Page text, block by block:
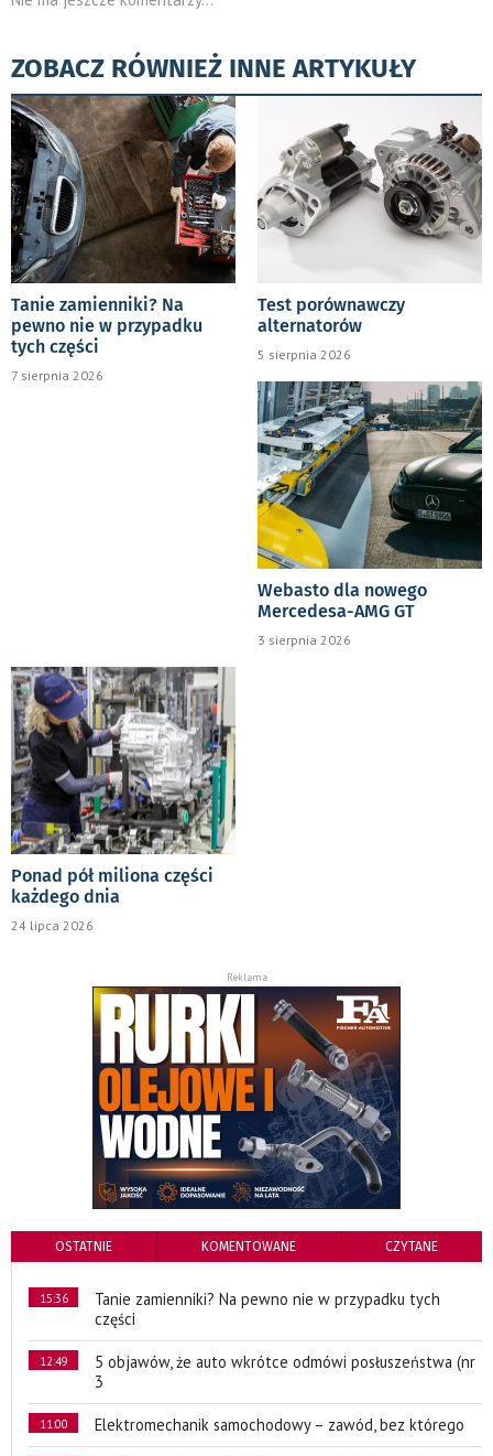
ZOBACZ RÓWNIEŻ INNE ARTYKUŁY
Tanie zamienniki? Na
pewno nie w przypadku
tych części
7 sierpnia 2026
Test porównawczy
alternatorów
5 sierpnia 2026
Webasto dla nowego
Mercedesa-AMG GT
3 sierpnia 2026
Ponad pół miliona części
każdego dnia
24 lipca 2026
Reklama
OSTATNIE KOMENTOWANE CZYTANE
15:36
Tanie zamienniki? Na pewno nie w przypadku tych
części
12:49
5 objawów, że auto wkrótce odmówi posłuszeństwa (nr
3
11:00 Elektromechanik samochodowy – zawód, bez którego